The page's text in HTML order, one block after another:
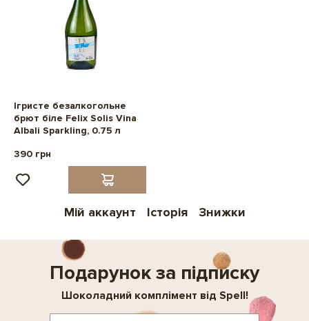
Ігристе безалкогольне
брют біле Felix Solis Vina
Albali Sparkling, 0.75 л
390 грн
Мій аккаунт Історія Знижки
Подарунок за підписку
Шоколадний комплімент від Spell!